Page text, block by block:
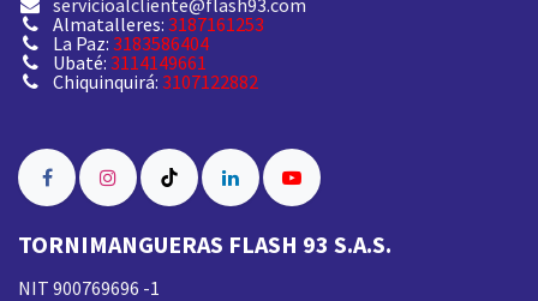
Almatalleres: 3187161253
La Paz: 3183586404
Ubaté: 3114149661
Chiquinquirá: 3107122882
TORNIMANGUERAS FLASH 93 S.A.S.
NIT 900769696 -1